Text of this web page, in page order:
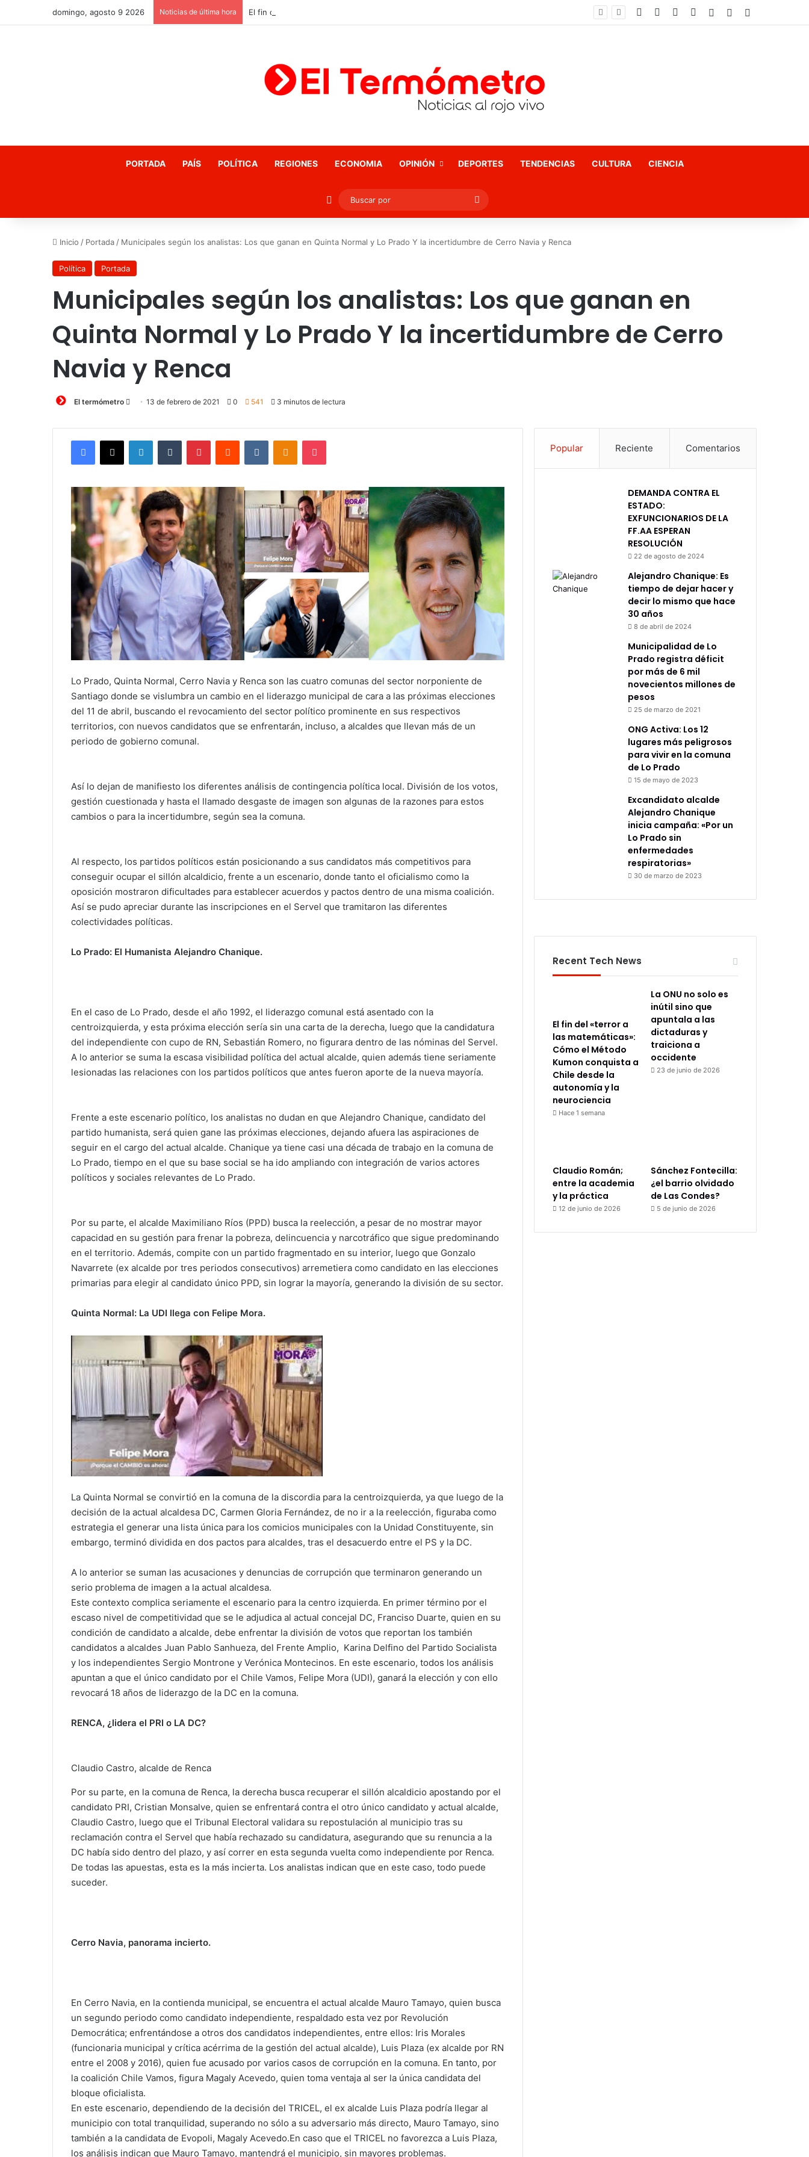
domingo, agosto 9 2026 Noticias de última hora Facebook YouTubeInstagramAccesoPublicación al
PORTADA PAÍS POLÍTICA REGIONES ECONOMIA OPINIÓN DEPORTES TENDENCIAS CULTURA CIENCIA
Publicación al azar
Buscar
por
Inicio / Portada / Municipales según los analistas: Los que ganan en Quinta Normal y Lo Prado Y la incertidumbre de Cerro Navia y Renca
Política Portada
Municipales según los analistas: Los que ganan en
Quinta Normal y Lo Prado Y la incertidumbre de Cerro
Navia y Renca
El termómetro
Send
email
13 de febrero de 2021 0 541 3 minutos de lectura
Facebook
X LinkedInTumblr PinterestReddit VKontakteOdnoklassniki
Pocket
Lo Prado, Quinta Normal, Cerro Navia y Renca son las cuatro comunas del sector norponiente de
Santiago donde se vislumbra un cambio en el liderazgo municipal de cara a las próximas elecciones
del 11 de abril, buscando el revocamiento del sector político prominente en sus respectivos
territorios, con nuevos candidatos que se enfrentarán, incluso, a alcaldes que llevan más de un
periodo de gobierno comunal.
Así lo dejan de manifiesto los diferentes análisis de contingencia política local. División de los votos,
gestión cuestionada y hasta el llamado desgaste de imagen son algunas de la razones para estos
cambios o para la incertidumbre, según sea la comuna.
Al respecto, los partidos políticos están posicionando a sus candidatos más competitivos para
conseguir ocupar el sillón alcaldicio, frente a un escenario, donde tanto el oficialismo como la
oposición mostraron dificultades para establecer acuerdos y pactos dentro de una misma coalición.
Así se pudo apreciar durante las inscripciones en el Servel que tramitaron las diferentes
colectividades políticas.
Lo Prado: El Humanista Alejandro Chanique.
En el caso de Lo Prado, desde el año 1992, el liderazgo comunal está asentado con la
centroizquierda, y esta próxima elección sería sin una carta de la derecha, luego que la candidatura
del independiente con cupo de RN, Sebastián Romero, no figurara dentro de las nóminas del Servel.
A lo anterior se suma la escasa visibilidad política del actual alcalde, quien además tiene seriamente
lesionadas las relaciones con los partidos políticos que antes fueron aporte de la nueva mayoría.
Frente a este escenario político, los analistas no dudan en que Alejandro Chanique, candidato del
partido humanista, será quien gane las próximas elecciones, dejando afuera las aspiraciones de
seguir en el cargo del actual alcalde. Chanique ya tiene casi una década de trabajo en la comuna de
Lo Prado, tiempo en el que su base social se ha ido ampliando con integración de varios actores
políticos y sociales relevantes de Lo Prado.
Por su parte, el alcalde Maximiliano Ríos (PPD) busca la reelección, a pesar de no mostrar mayor
capacidad en su gestión para frenar la pobreza, delincuencia y narcotráfico que sigue predominando
en el territorio. Además, compite con un partido fragmentado en su interior, luego que Gonzalo
Navarrete (ex alcalde por tres periodos consecutivos) arremetiera como candidato en las elecciones
primarias para elegir al candidato único PPD, sin lograr la mayoría, generando la división de su sector.
Quinta Normal: La UDI llega con Felipe Mora.
La Quinta Normal se convirtió en la comuna de la discordia para la centroizquierda, ya que luego de la
decisión de la actual alcaldesa DC, Carmen Gloria Fernández, de no ir a la reelección, figuraba como
estrategia el generar una lista única para los comicios municipales con la Unidad Constituyente, sin
embargo, terminó dividida en dos pactos para alcaldes, tras el desacuerdo entre el PS y la DC.
A lo anterior se suman las acusaciones y denuncias de corrupción que terminaron generando un
serio problema de imagen a la actual alcaldesa.
Este contexto complica seriamente el escenario para la centro izquierda. En primer término por el
escaso nivel de competitividad que se le adjudica al actual concejal DC, Franciso Duarte, quien en su
condición de candidato a alcalde, debe enfrentar la división de votos que reportan los también
candidatos a alcaldes Juan Pablo Sanhueza, del Frente Amplio, Karina Delfino del Partido Socialista
y los independientes Sergio Montrone y Verónica Montecinos. En este escenario, todos los análisis
apuntan a que el único candidato por el Chile Vamos, Felipe Mora (UDI), ganará la elección y con ello
revocará 18 años de liderazgo de la DC en la comuna.
RENCA, ¿lidera el PRI o LA DC?
Claudio Castro, alcalde de Renca
Por su parte, en la comuna de Renca, la derecha busca recuperar el sillón alcaldicio apostando por el
candidato PRI, Cristian Monsalve, quien se enfrentará contra el otro único candidato y actual alcalde,
Claudio Castro, luego que el Tribunal Electoral validara su repostulación al municipio tras su
reclamación contra el Servel que había rechazado su candidatura, asegurando que su renuncia a la
DC había sido dentro del plazo, y así correr en esta segunda vuelta como independiente por Renca.
De todas las apuestas, esta es la más incierta. Los analistas indican que en este caso, todo puede
suceder.
Cerro Navia, panorama incierto.
En Cerro Navia, en la contienda municipal, se encuentra el actual alcalde Mauro Tamayo, quien busca
un segundo periodo como candidato independiente, respaldado esta vez por Revolución
Democrática; enfrentándose a otros dos candidatos independientes, entre ellos: Iris Morales
(funcionaria municipal y crítica acérrima de la gestión del actual alcalde), Luis Plaza (ex alcalde por RN
entre el 2008 y 2016), quien fue acusado por varios casos de corrupción en la comuna. En tanto, por
la coalición Chile Vamos, figura Magaly Acevedo, quien toma ventaja al ser la única candidata del
bloque oficialista.
En este escenario, dependiendo de la decisión del TRICEL, el ex alcalde Luis Plaza podría llegar al
municipio con total tranquilidad, superando no sólo a su adversario más directo, Mauro Tamayo, sino
también a la candidata de Evopoli, Magaly Acevedo.En caso que el TRICEL no favorezca a Luis Plaza,
los análisis indican que Mauro Tamayo, mantendrá el municipio, sin mayores problemas.
Popular Reciente Comentarios
DEMANDA CONTRA EL
ESTADO:
EXFUNCIONARIOS DE LA
FF.AA ESPERAN
RESOLUCIÓN
22 de agosto de 2024
Alejandro Chanique: Es
tiempo de dejar hacer y
decir lo mismo que hace
30 años
8 de abril de 2024
Municipalidad de Lo
Prado registra déficit
por más de 6 mil
novecientos millones de
pesos
25 de marzo de 2021
ONG Activa: Los 12
lugares más peligrosos
para vivir en la comuna
de Lo Prado
15 de mayo de 2023
Excandidato alcalde
Alejandro Chanique
inicia campaña: «Por un
Lo Prado sin
enfermedades
respiratorias»
30 de marzo de 2023
Recent Tech News
El fin del «terror a
las matemáticas»:
Cómo el Método
Kumon conquista a
Chile desde la
autonomía y la
neurociencia
Hace 1 semana
La ONU no solo es
inútil sino que
apuntala a las
dictaduras y
traiciona a
occidente
23 de junio de 2026
Claudio Román;
entre la academia
y la práctica
12 de junio de 2026
Sánchez Fontecilla:
¿el barrio olvidado
de Las Condes?
5 de junio de 2026